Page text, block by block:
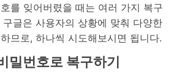
를 잊어버렸을 때는 여러 가지 복구
글은 사용자의 상황에 맞춰 다양한
므로, 하나씩 시도해보시면 됩니다.
밀번호로 복구하기